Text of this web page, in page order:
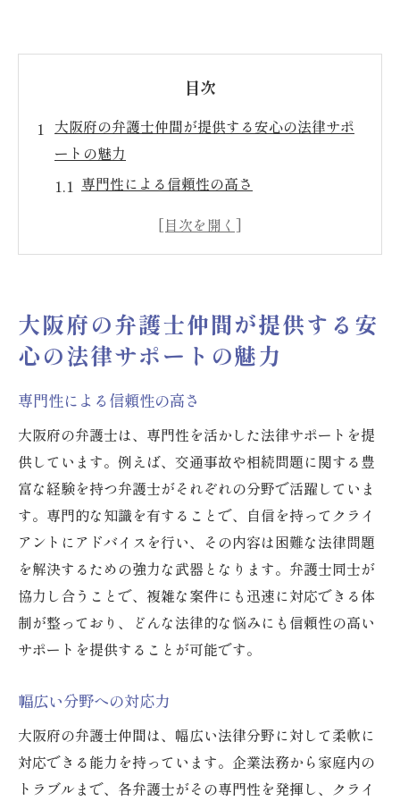
目次
大阪府の弁護士仲間が提供する安心の法律サポ
ートの魅力
専門性による信頼性の高さ
幅広い分野への対応力
相談者に寄り添った丁寧な対応
信頼できる弁護士が大阪府で提供する法的サポ
ートとは
経験豊富な弁護士による実績
透明性のある料金設定
納得のいく解決策の提供
継続的なフォローアップの重要性
安心感を与えるコミュニケーション
地域の特性を活かした法的対応
交通事故や相続問題に備える大阪府の弁護士仲
間の力
交通事故対応の専門知識
相続問題の解決策提案
複雑な法律手続きをサポート
関係者間の調整スキル
事例に基づく対応策の提示
大阪府の弁護士仲間が提供する安
心の法律サポートの魅力
専門性による信頼性の高さ
大阪府の弁護士は、専門性を活かした法律サポートを提
供しています。例えば、交通事故や相続問題に関する豊
富な経験を持つ弁護士がそれぞれの分野で活躍していま
す。専門的な知識を有することで、自信を持ってクライ
アントにアドバイスを行い、その内容は困難な法律問題
を解決するための強力な武器となります。弁護士同士が
協力し合うことで、複雑な案件にも迅速に対応できる体
制が整っており、どんな法律的な悩みにも信頼性の高い
サポートを提供することが可能です。
幅広い分野への対応力
大阪府の弁護士仲間は、幅広い法律分野に対して柔軟に
対応できる能力を持っています。企業法務から家庭内の
トラブルまで、各弁護士がその専門性を発揮し、クライ